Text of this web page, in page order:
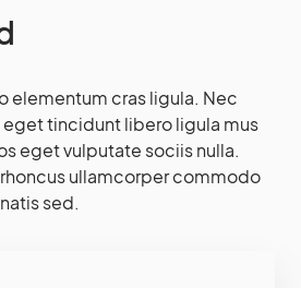
elementum cras ligula. Nec
tincidunt libero ligula mus
eget vulputate sociis nulla.
ullamcorper commodo
sed.